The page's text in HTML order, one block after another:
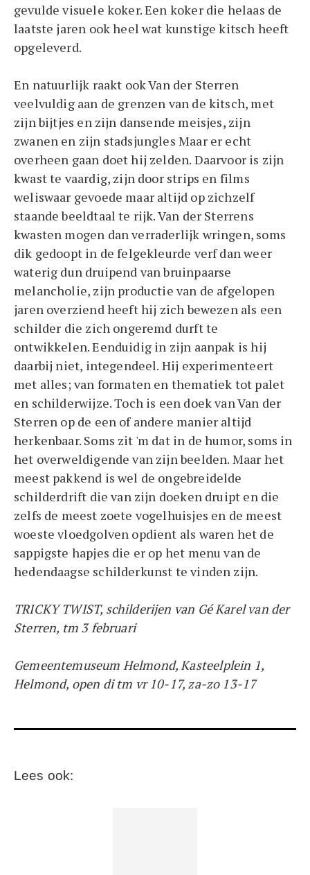
gevulde visuele koker. Een koker die helaas de
laatste jaren ook heel wat kunstige kitsch heeft
opgeleverd.
En natuurlijk raakt ook Van der Sterren
veelvuldig aan de grenzen van de kitsch, met
zijn bijtjes en zijn dansende meisjes, zijn
zwanen en zijn stadsjungles Maar er echt
overheen gaan doet hij zelden. Daarvoor is zijn
kwast te vaardig, zijn door strips en films
weliswaar gevoede maar altijd op zichzelf
staande beeldtaal te rijk. Van der Sterrens
kwasten mogen dan verraderlijk wringen, soms
dik gedoopt in de felgekleurde verf dan weer
waterig dun druipend van bruinpaarse
melancholie, zijn productie van de afgelopen
jaren overziend heeft hij zich bewezen als een
schilder die zich ongeremd durft te
ontwikkelen. Eenduidig in zijn aanpak is hij
daarbij niet, integendeel. Hij experimenteert
met alles; van formaten en thematiek tot palet
en schilderwijze. Toch is een doek van Van der
Sterren op de een of andere manier altijd
herkenbaar. Soms zit 'm dat in de humor, soms in
het overweldigende van zijn beelden. Maar het
meest pakkend is wel de ongebreidelde
schilderdrift die van zijn doeken druipt en die
zelfs de meest zoete vogelhuisjes en de meest
woeste vloedgolven opdient als waren het de
sappigste hapjes die er op het menu van de
hedendaagse schilderkunst te vinden zijn.
TRICKY TWIST, schilderijen van Gé Karel van der
Sterren, tm 3 februari
Gemeentemuseum Helmond, Kasteelplein 1,
Helmond, open di tm vr 10-17, za-zo 13-17
Lees ook: